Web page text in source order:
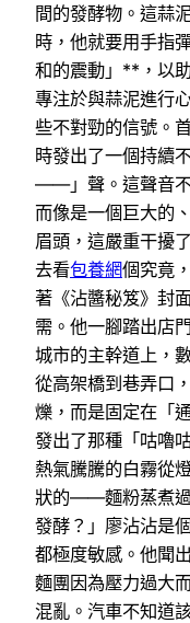
間的發酵物。這蒜
時，他就要用手指
和的震動」**，以
專注於與蒜泥進行
些不對勁的信號。
時發出了一個持續
——」聲。這聲音不
而像是一個巨大的
眉頭，這嚴重干擾
去看包養網個究竟
著《沾醬秘笈》封
需。他一腳踏出店
城市的主幹道上，
從高架橋到巷弄口
爍，而是固定在「
發出了那種「咕嚕
熱氣騰騰的白霧從
狀的——麵粉蒸煮過
發酵？」廖沾沾是
都極度敏感。他聞
麵團因為壓力過大
混亂。汽車不知道